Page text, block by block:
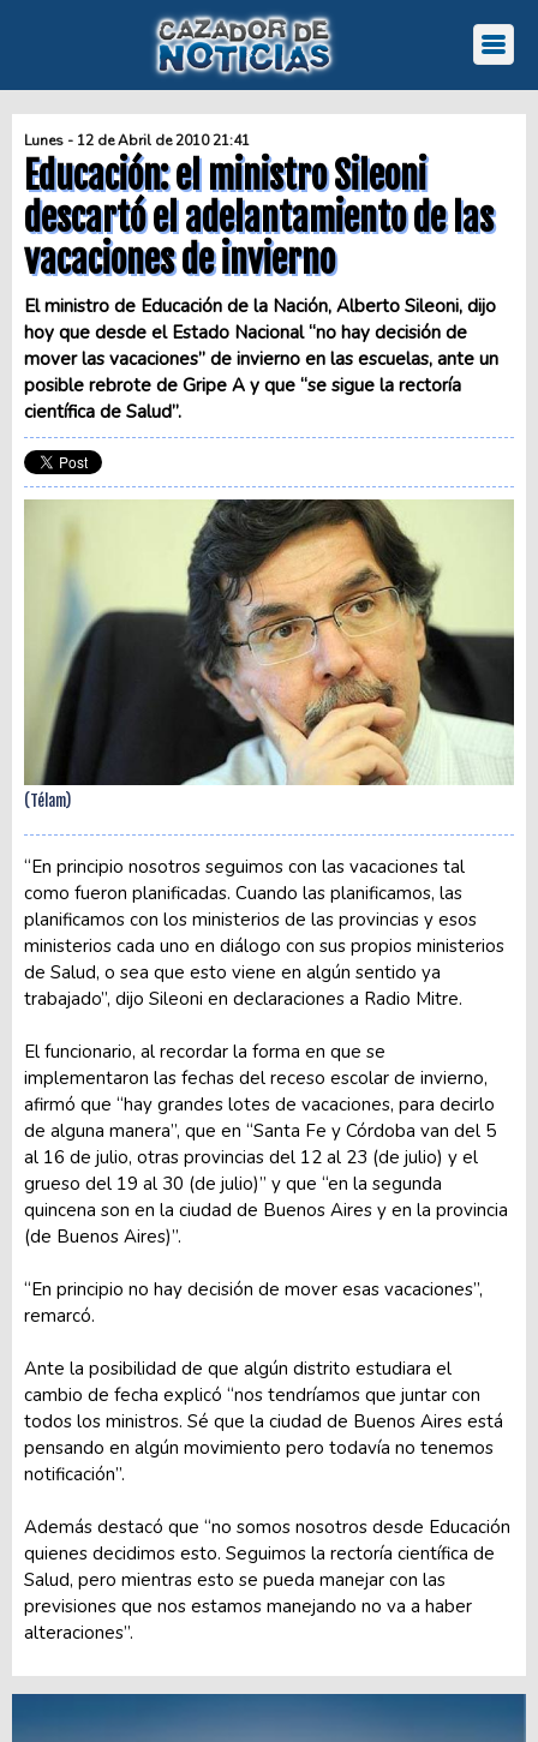
Lunes - 12 de Abril de 2010 21:41
Educación: el ministro Sileoni
descartó el adelantamiento de las
vacaciones de invierno
El ministro de Educación de la Nación, Alberto Sileoni, dijo
hoy que desde el Estado Nacional “no hay decisión de
mover las vacaciones” de invierno en las escuelas, ante un
posible rebrote de Gripe A y que “se sigue la rectoría
científica de Salud”.
(Télam)
“En principio nosotros seguimos con las vacaciones tal
como fueron planificadas. Cuando las planificamos, las
planificamos con los ministerios de las provincias y esos
ministerios cada uno en diálogo con sus propios ministerios
de Salud, o sea que esto viene en algún sentido ya
trabajado”, dijo Sileoni en declaraciones a Radio Mitre.
El funcionario, al recordar la forma en que se
implementaron las fechas del receso escolar de invierno,
afirmó que “hay grandes lotes de vacaciones, para decirlo
de alguna manera”, que en “Santa Fe y Córdoba van del 5
al 16 de julio, otras provincias del 12 al 23 (de julio) y el
grueso del 19 al 30 (de julio)” y que “en la segunda
quincena son en la ciudad de Buenos Aires y en la provincia
(de Buenos Aires)”.
“En principio no hay decisión de mover esas vacaciones”,
remarcó.
Ante la posibilidad de que algún distrito estudiara el
cambio de fecha explicó “nos tendríamos que juntar con
todos los ministros. Sé que la ciudad de Buenos Aires está
pensando en algún movimiento pero todavía no tenemos
notificación”.
Además destacó que “no somos nosotros desde Educación
quienes decidimos esto. Seguimos la rectoría científica de
Salud, pero mientras esto se pueda manejar con las
previsiones que nos estamos manejando no va a haber
alteraciones”.